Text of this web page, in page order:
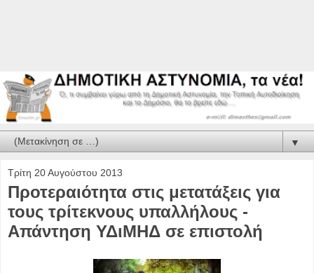
▼
Τρίτη 20 Αυγούστου 2013
Προτεραιότητα στις μετατάξεις για
τους τρίτεκνους υπαλλήλους -
Απάντηση ΥΔιΜΗΔ σε επιστολή